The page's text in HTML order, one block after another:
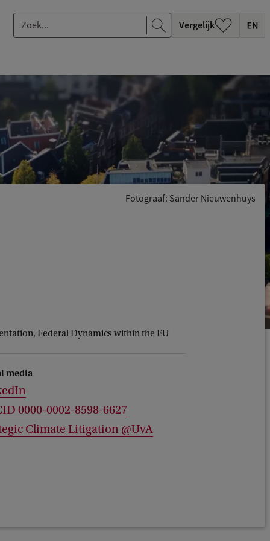
o
.
Vergelijk
Federal Dynamics within the EU
Fotograaf: Sander Nieuwenhuys
media
0000-0002-8598-6627
Climate Litigation @UvA